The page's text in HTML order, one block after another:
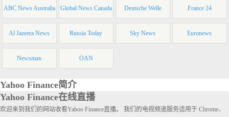
ABC News Australia Global News Canada Deutsche Welle France 24
Al Jazeera News Russia Today Sky News Euronews
Newsmax OAN
Yahoo Finance简介
Yahoo Finance在线直播
欢迎来到我们的网站收看Yahoo Finance直播。 我们的电视频道服务适用于 Chrome、